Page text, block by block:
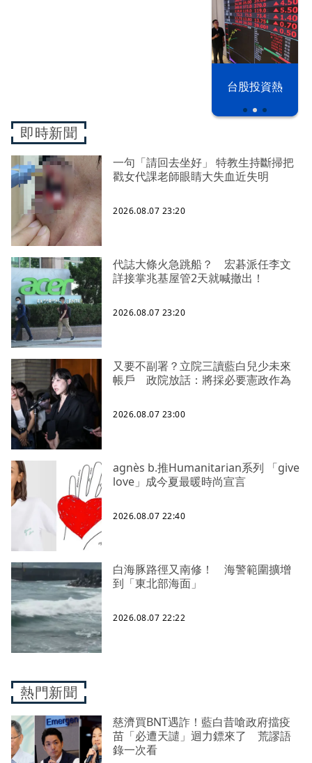
台股投資熱
即時新聞
一句「請回去坐好」 特教生持斷掃把
戳女代課老師眼睛大失血近失明
2026.08.07 23:20
代誌大條火急跳船？ 宏碁派任李文
詳接掌兆基屋管2天就喊撤出！
2026.08.07 23:20
又要不副署？立院三讀藍白兒少未來
帳戶 政院放話：將採必要憲政作為
2026.08.07 23:00
agnès b.推Humanitarian系列 「give
love」成今夏最暖時尚宣言
2026.08.07 22:40
白海豚路徑又南修！ 海警範圍擴增
到「東北部海面」
2026.08.07 22:22
熱門新聞
慈濟買BNT遇詐！藍白昔嗆政府擋疫
苗「必遭天譴」迴力鏢來了 荒謬語
錄一次看